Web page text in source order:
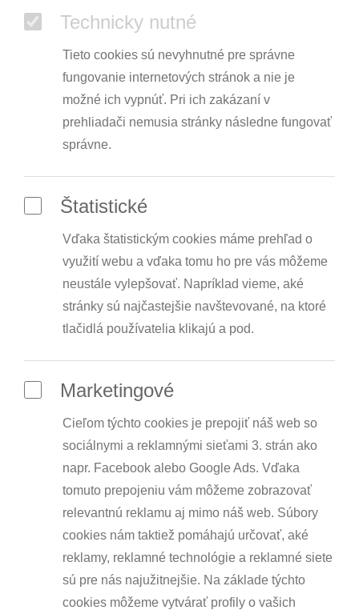
Technicky nutné
Tieto cookies sú nevyhnutné pre správne
fungovanie internetových stránok a nie je
možné ich vypnúť. Pri ich zakázaní v
prehliadači nemusia stránky následne fungovať
správne.
Štatistické
Vďaka štatistickým cookies máme prehľad o
využití webu a vďaka tomu ho pre vás môžeme
neustále vylepšovať. Napríklad vieme, aké
stránky sú najčastejšie navštevované, na ktoré
tlačidlá používatelia klikajú a pod.
Marketingové
Cieľom týchto cookies je prepojiť náš web so
sociálnymi a reklamnými sieťami 3. strán ako
napr. Facebook alebo Google Ads. Vďaka
tomuto prepojeniu vám môžeme zobrazovať
relevantnú reklamu aj mimo náš web. Súbory
cookies nám taktiež pomáhajú určovať, aké
reklamy, reklamné technológie a reklamné siete
sú pre nás najužitnejšie. Na základe týchto
cookies môžeme vytvárať profily o vašich